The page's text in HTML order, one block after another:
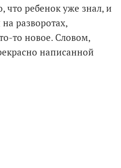
что ребенок уже знал, и
разворотах,
то новое. Словом,
написанной